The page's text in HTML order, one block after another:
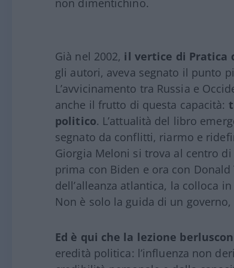
non dimentichino.
Già nel 2002, il vertice di Pratica
gli autori, aveva segnato il punto
L’avvicinamento tra Russia e
anche il frutto di questa capacità:
politico. L’attualità del libro
segnato da conflitti, riarmo e
Giorgia Meloni si trova al centro
prima con Biden e ora con
dell’alleanza atlantica, la colloca
Non è solo la guida di un
Ed è qui che la lezione
eredità politica: l’influenza non